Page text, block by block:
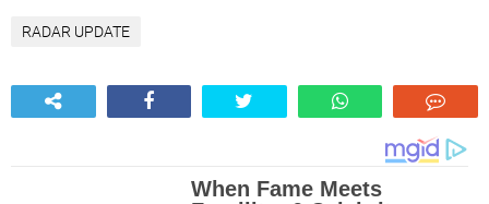
RADAR UPDATE